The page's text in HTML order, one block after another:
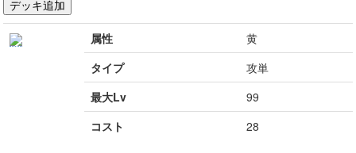
属性
黄
タイプ
攻単
最大Lv
99
コスト
28